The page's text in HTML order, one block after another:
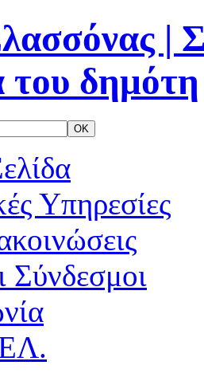
Υπηρεσίες
Σύνδεσμοι